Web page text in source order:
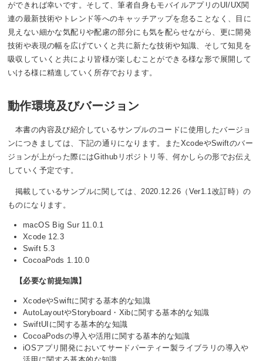
ができれば幸いです。そして、筆者自身もモバイルアプリのUI/UX関
連の最新技術やトレンド等へのキャッチアップを怠ることなく、目に
見えない細かな気配りや配慮の部分にも気を配らせながら、更に開発
技術や表現の幅を広げていくと共に新たな技術や知識、そして知見を
吸収していくと共により皆様が楽しむことができる様な形で展開して
いける様に精進していく所存でおります。
動作環境及びバージョン
本書の内容及び紹介しているサンプルのコードに使用したバージョ
ンにつきましては、下記の通りになります。またXcodeやSwiftのバー
ジョンが上がった際にはGithubリポジトリ等、何かしらの形でお伝え
していく予定です。
掲載しているサンプルに関しては、2020.12.26（Ver1.1改訂時）の
ものになります。
macOS Big Sur 11.0.1
Xcode 12.3
Swift 5.3
CocoaPods 1.10.0
【必要な前提知識】
XcodeやSwiftに関する基本的な知識
AutoLayoutやStoryboard・Xibに関する基本的な知識
SwiftUIに関する基本的な知識
CocoaPodsの導入や活用に関する基本的な知識
iOSアプリ開発においてサードパーティー製ライブラリの導入や